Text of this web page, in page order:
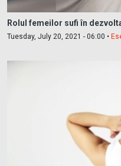
Rolul femeilor sufi în
Tuesday, July 20, 2021 - 06:00 •